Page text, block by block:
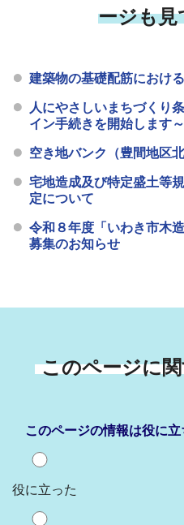
ージも
建築物の基礎配筋におけ
人にやさしいまちづくり
イン手続きを開始します～
空き地バンク（豊間地区
宅地造成及び特定盛土等
定について
令和８年度「いわき市木
募集のお知らせ
このページに
このページの情報は役に立
役に立った